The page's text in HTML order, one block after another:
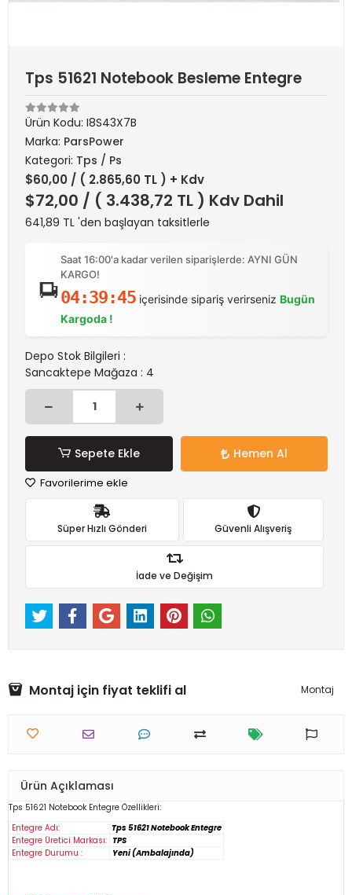
Tps 51621 Notebook Besleme Entegre
Ürün Kodu: I8S43X7B
Marka: ParsPower
Kategori: Tps / Ps
$60,00 / ( 2.865,60 TL ) + Kdv
$72,00 / ( 3.438,72 TL ) Kdv Dahil
641,89 TL 'den başlayan taksitlerle
Saat 16:00'a kadar verilen siparişlerde: AYNI GÜN
KARGO!
04:39:45içerisinde sipariş verirseniz Bugün
Kargoda !
Depo Stok Bilgileri :
Sancaktepe Mağaza : 4
Sepete Ekle Hemen Al
Favorilerime ekle
Süper Hızlı Gönderi Güvenli Alışveriş
İade ve Değişim
Montaj için fiyat teklifi al Montaj
Ürün Açıklaması
Tps 51621 Notebook Entegre Özellikleri:
Entegre Adı:
Tps 51621 Notebook Entegre
Entegre Üretici Markası: TPS
Entegre Durumu :
Yeni (Ambalajında)